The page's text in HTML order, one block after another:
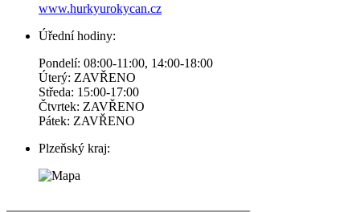
www.hurkyurokycan.cz
Úřední hodiny:
Pondelí: 08:00-11:00, 14:00-18:00
Úterý: ZAVŘENO
Středa: 15:00-17:00
Čtvrtek: ZAVŘENO
Pátek: ZAVŘENO
Plzeňský kraj: